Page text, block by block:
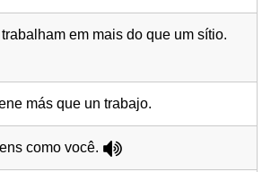
em mais do que um sítio.
más que un trabajo.
como você.